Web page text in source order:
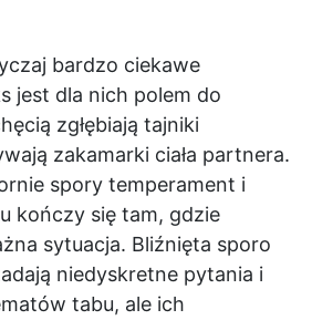
bardzo ciekawe
jest dla nich polem do
zgłębiają tajniki
zakamarki ciała partnera.
spory temperament i
kończy się tam, gdzie
sytuacja. Bliźnięta sporo
niedyskretne pytania i
tabu, ale ich